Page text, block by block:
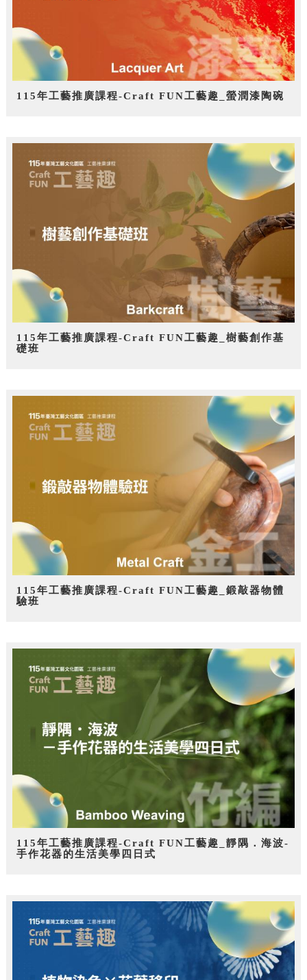
115年工藝推廣課程-Craft FUN工藝趣_螢潤漆陶碗
115年工藝推廣課程-Craft FUN工藝趣_樹藝創作基
礎班
115年工藝推廣課程-Craft FUN工藝趣_鍛敲器物體
驗班
115年工藝推廣課程-Craft FUN工藝趣_靜隅．海波-
手作花器的生活美學四日式